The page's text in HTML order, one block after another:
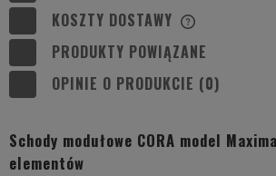
KOSZTY DOSTAWY
KOSZTÓW
PRODUKTY POWIĄZANE
OPINIE O PRODUKCIE (0)
Schody modułowe CORA model
elementów